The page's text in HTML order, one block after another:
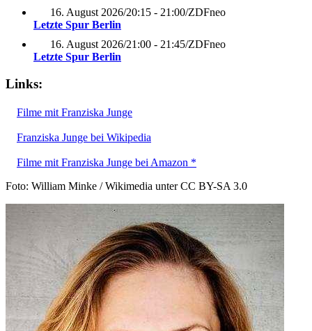
16. August 2026/20:15 - 21:00/ZDFneo
Letzte Spur Berlin
16. August 2026/21:00 - 21:45/ZDFneo
Letzte Spur Berlin
Links:
Filme mit Franziska Junge
Franziska Junge bei Wikipedia
Filme mit Franziska Junge bei Amazon *
Foto: William Minke / Wikimedia unter CC BY-SA 3.0